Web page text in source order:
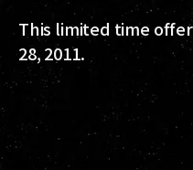
This limited time
28, 2011.